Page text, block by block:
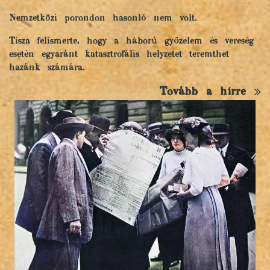
Nemzetközi porondon hasonló nem volt.
Tisza felismerte, hogy a háború győzelem és vereség
esetén egyaránt katasztrofális helyzetet teremthet
hazánk számára.
Tovább a hírre